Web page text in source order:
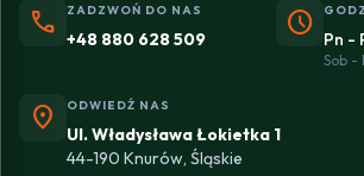
phone ZADZWOŃ DO NAS
+48 880 628 509 schedule Pn -
Sob -
location_on ODWIEDŹ NAS
Ul. Władysława Łokietka 1
44-190 Knurów, Śląskie